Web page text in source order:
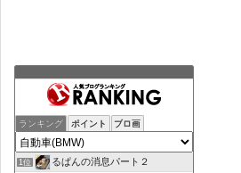
ランキング ポイント ブロ画
1位 るぱんの消息パート２